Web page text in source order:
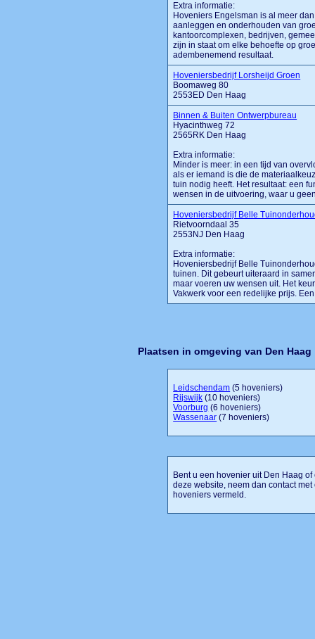
Extra informatie:
Hoveniers Engelsman is al meer
aanleggen en onderhouden van
kantoorcomplexen, bedrijven,
zijn in staat om elke behoefte op
adembenemend resultaat.
Hoveniersbedrijf Lorsheijd Groen
Boomaweg 80
2553ED Den Haag
Binnen & Buiten Ontwerpbureau
Hyacinthweg 72
2565RK Den Haag
Extra informatie:
Minder is meer: in een tijd van
als er iemand is die de
tuin nodig heeft. Het resultaat: een
wensen in de uitvoering, waar u
Hoveniersbedrijf Belle
Rietvoorndaal 35
2553NJ Den Haag
Extra informatie:
Hoveniersbedrijf Belle
tuinen. Dit gebeurt uiteraard in
maar voeren uw wensen uit. Het
Vakwerk voor een redelijke prijs.
Plaatsen in omgeving van Den Haag
Leidschendam (5 hoveniers)
Rijswijk (10 hoveniers)
Voorburg (6 hoveniers)
Wassenaar (7 hoveniers)
Bent u een hovenier uit Den Haag
deze website, neem dan contact
hoveniers vermeld.